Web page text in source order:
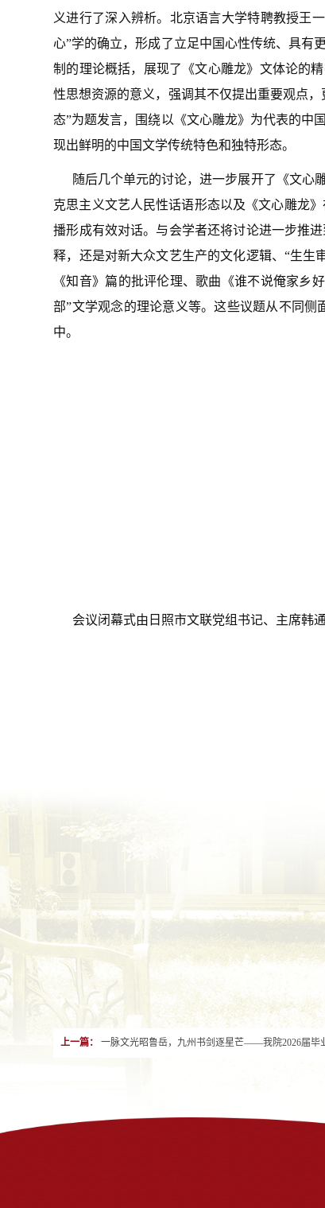
义进行了深入辨析。北京语言大学特聘教授王
心”学的确立，形成了立足中国心性传统、具有
制的理论概括，展现了《文心雕龙》文体论的
性思想资源的意义，强调其不仅提出重要观点
态”为题发言，围绕以《文心雕龙》为代表的中
现出鲜明的中国文学传统特色和独特形态。
随后几个单元的讨论，进一步展开了《文心
克思主义文艺人民性话语形态以及《文心雕龙
播形成有效对话。与会学者还将讨论进一步推
释，还是对新大众文艺生产的文化逻辑、“生生
《知音》篇的批评伦理、歌曲《谁不说俺家乡
部”文学观念的理论意义等。这些议题从不同
中。
会议闭幕式由日照市文联党组书记、主席韩
上一篇： 一脉文光昭鲁岳，九州书剑逐星芒——我院2026届毕